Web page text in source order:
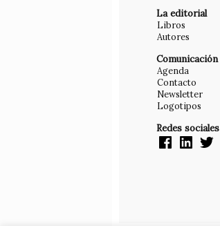
La editorial
Libros
Autores
Comunicación
Agenda
Contacto
Newsletter
Logotipos
Redes sociales